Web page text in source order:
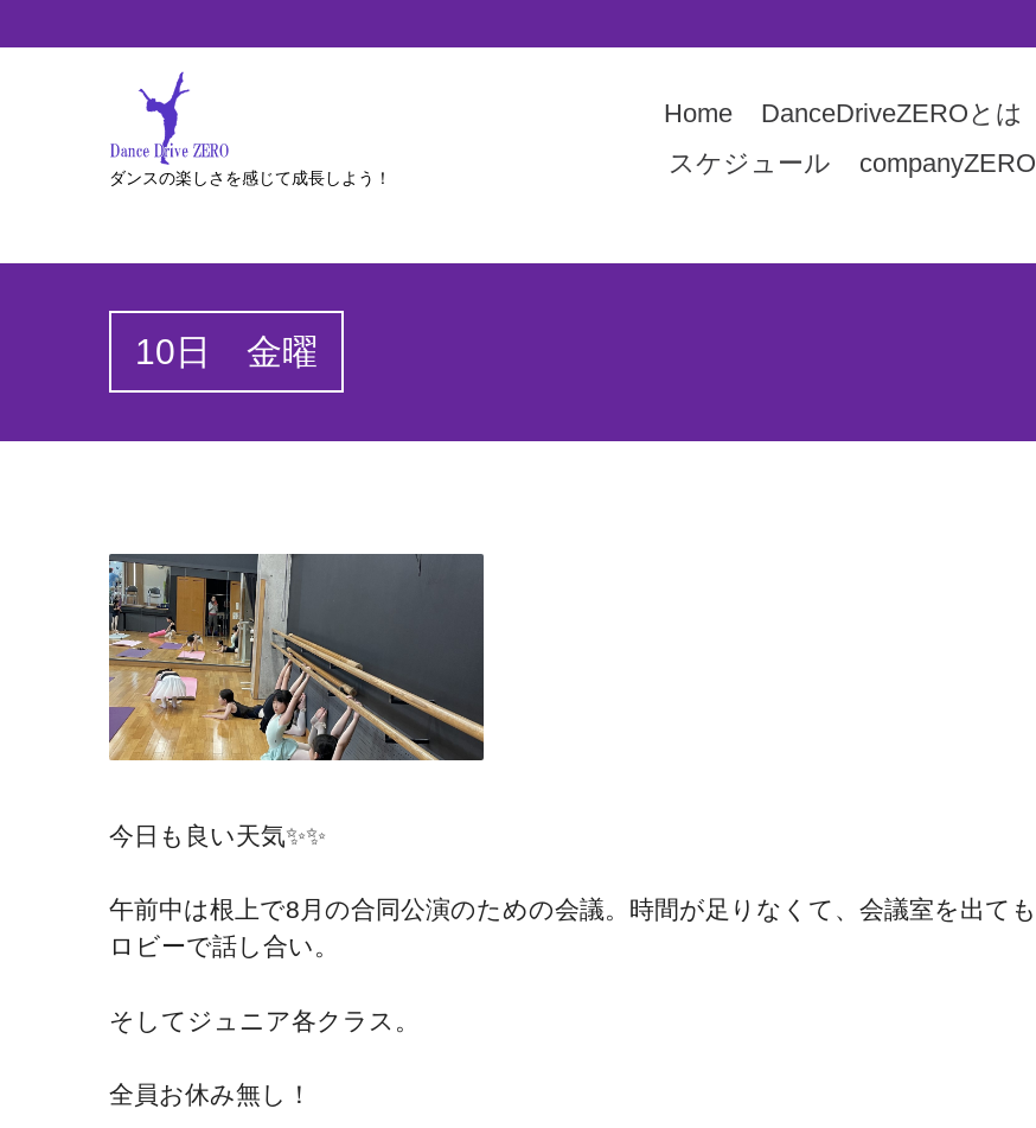
ダンスの楽しさを感じて成長しよう！
Home DanceDriveZEROとは
スケジュール
companyZERO
10日 金曜
今日も良い天気✨✨
午前中は根上で8月の合同公演のための会議。時間が足りなくて、会議室を出ても
ロビーで話し合い。
そしてジュニア各クラス。
全員お休み無し！